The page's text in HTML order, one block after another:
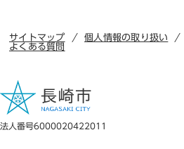
サイトマップ 個人情報の取り扱い
よくある質問
法人番号6000020422011